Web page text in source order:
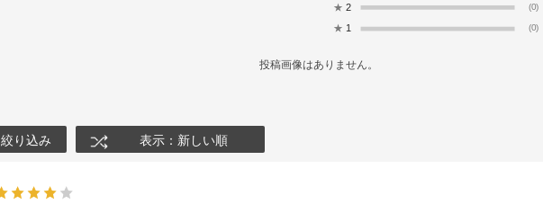
★ 2 (0)
★ 1 (0)
投稿画像はありません。
絞り込み 表示：新しい順